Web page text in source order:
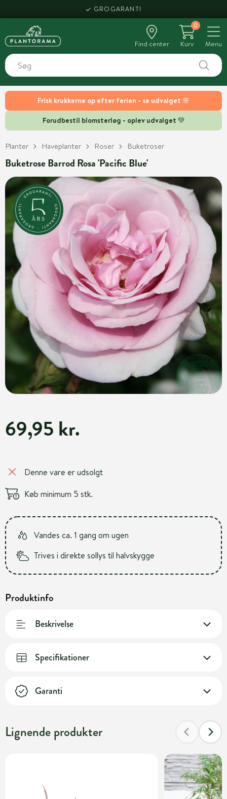
Frisk krukkerne op efter ferien - se udvalget 🌸
Forudbestil blomsterløg - oplev udvalget 💚
GROGARANTI
Find center
0
Kurv
Menu
Planter Haveplanter Roser Buketroser
Buketrose Barrod Rosa 'Pacific Blue'
69,95 kr.
Denne vare er udsolgt
Køb minimum 5 stk.
Vandes ca. 1 gang om ugen
Trives i direkte sollys til halvskygge
Produktinfo
Beskrivelse
Specifikationer
Garanti
Lignende produkter